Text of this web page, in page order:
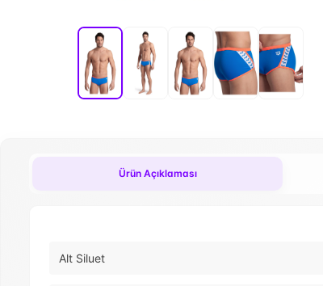
Ürün Açıklaması
Alt Siluet